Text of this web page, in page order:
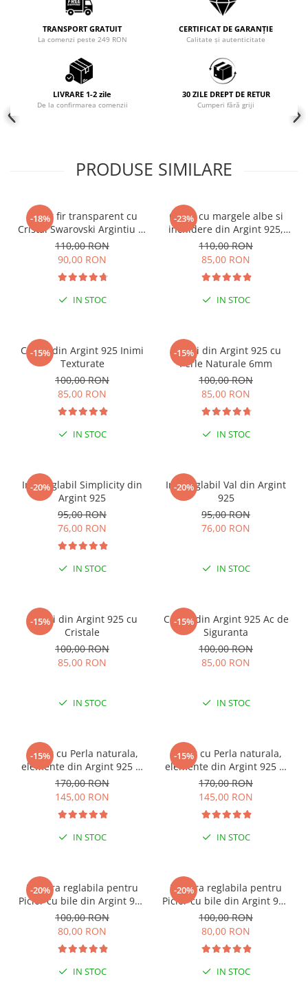
Coliere cu mărgele colorate și
TRANSPORT GRATUIT
La comenzi peste 249 RON
CERTIFICAT DE GARANȚIE
Calitate și autenticitate
LIVRARE 1-2 zile
De la confirmarea comenzii
30 ZILE DREPT DE RETUR
Cumperi fără griji
PRODUSE SIMILARE
-18%
Colier fir transparent cu
Cristal Swarovski Argintiu in
Caseta din Argint 925
110,00 RON
90,00 RON
IN STOC
-23%
Colier cu margele albe si
inchidere din Argint 925,
reglabil 38-41 cm
110,00 RON
85,00 RON
IN STOC
-15%
Cercei din Argint 925 Inimi
Texturate
100,00 RON
85,00 RON
IN STOC
-15%
Cercei din Argint 925 cu
Perle Naturale 6mm
100,00 RON
85,00 RON
IN STOC
-20%
Inel reglabil Simplicity din
Argint 925
95,00 RON
76,00 RON
IN STOC
-20%
Inel reglabil Val din Argint
925
95,00 RON
76,00 RON
IN STOC
-15%
Cercei din Argint 925 cu
Cristale
100,00 RON
85,00 RON
IN STOC
-15%
Cercei din Argint 925 Ac de
Siguranta
100,00 RON
85,00 RON
IN STOC
-15%
Colier cu Perla naturala,
elemente din Argint 925 si
margele Miyuki, multicolor
170,00 RON
145,00 RON
IN STOC
-15%
Colier cu Perla naturala,
elemente din Argint 925 si
margele Miyuki, verde/kiwi
170,00 RON
145,00 RON
IN STOC
-20%
Bratara reglabila pentru
Picior cu bile din Argint 925
si margele Miyuki rosii
100,00 RON
80,00 RON
IN STOC
-20%
Bratara reglabila pentru
Picior cu bile din Argint 925
si margele Miyuki verzi
100,00 RON
80,00 RON
IN STOC